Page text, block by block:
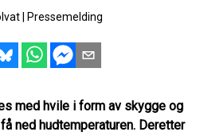
Pressemelding
med hvile i form av skygge og
ned hudtemperaturen. Deretter